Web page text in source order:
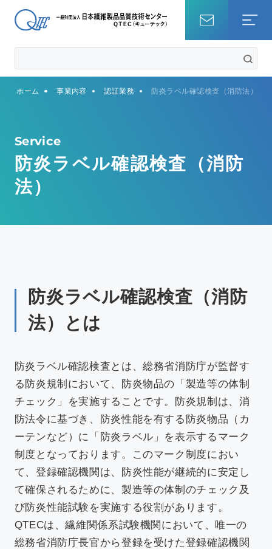
お問い合わせ
採用情報 依頼方法について
JA / EN
試験を調べる
知識・コラム
QTECについて
新着情報
アクセス
ホーム 事業内容 認証業務 防炎ラベル確認検査（消防法）
Service
防炎ラベル確認検査（消防
法）
防炎ラベル確認検査（消防
法）とは
防炎ラベル確認検査とは、総務省消防庁が監督す
る防炎規制において、防炎物品の「製造等の体制
チェック」を実施することです。防炎規制は、消
防法令に基づき、防炎性能を有する防炎物品（カ
ーテンなど）に「防炎ラベル」を表示するマーク
制度となっております。このマーク制度におい
て、登録確認機関は、防炎性能が継続的に安定し
て確保されるために、製造等の体制のチェック及
び防炎性能試験を実施する役割があります。
QTECは、繊維関係系試験機関において、唯一の
総務省消防庁長官から登録を受けた登録確認機関